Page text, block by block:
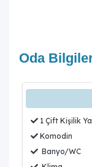
Oda
1 Çift Kişilik
Komodin
Banyo/WC